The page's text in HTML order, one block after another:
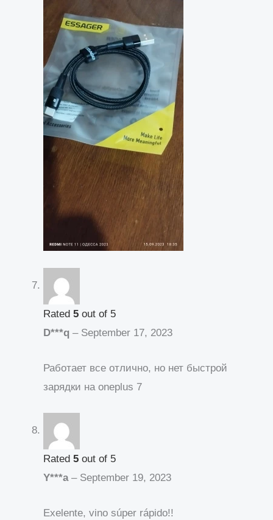
Rated 5 out of 5
D***q – September 17, 2023
Работает все отлично, но нет быстрой
зарядки на oneplus 7
Rated 5 out of 5
Y***a – September 19, 2023
Exelente, vino súper rápido!!